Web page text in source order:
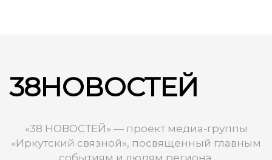
38НОВОСТЕЙ
«38 НОВОСТЕЙ» — проект медиа-группы
«Иркутский связной», посвященный главным
событиям и людям региона.